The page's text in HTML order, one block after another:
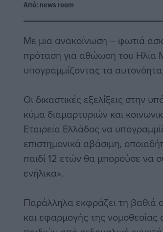
Από: news room
Με μια ανακοίνωση – φωτιά
πρόταση για αθώωση του Ηλία
υπογραμμίζοντας τα αυτονόητα.
Οι δικαστικές εξελίξεις στην
κύμα διαμαρτυριών και
Εταιρεία Ελλάδος να
επιστημονικά αβάσιμη,
παιδί 12 ετών θα μπορούσε να
ενήλικα».
Παράλληλα εκφράζει τη βαθιά
και εφαρμογής της νομοθεσίας